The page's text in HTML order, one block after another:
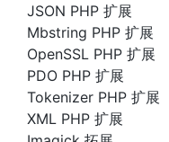
JSON PHP 扩展
Mbstring PHP 扩展
OpenSSL PHP 扩展
PDO PHP 扩展
Tokenizer PHP 扩展
XML PHP 扩展